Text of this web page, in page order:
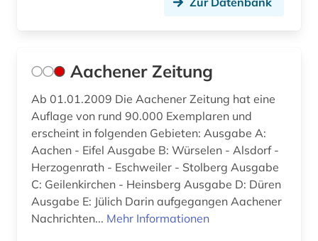
baden-württemberg (21)
badische landesbibliothek (3)
baltikum (2)
baltistik (1)
bamberg (3)
bangkok (1)
bangladesch (2)
Aachener Zeitung
Ab 01.01.2009 Die Aachener Zeitung hat eine
Auflage von rund 90.000 Exemplaren und
erscheint in folgenden Gebieten: Ausgabe A:
Aachen - Eifel Ausgabe B: Würselen - Alsdorf -
Herzogenrath - Eschweiler - Stolberg Ausgabe
C: Geilenkirchen - Heinsberg Ausgabe D: Düren
Ausgabe E: Jülich Darin aufgegangen Aachener
Nachrichten... Mehr Informationen